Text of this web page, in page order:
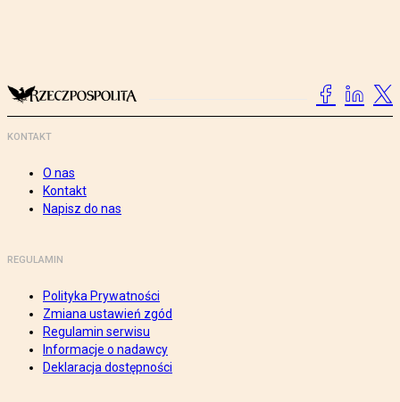
KONTAKT
O nas
Kontakt
Napisz do nas
REGULAMIN
Polityka Prywatności
Zmiana ustawień zgód
Regulamin serwisu
Informacje o nadawcy
Deklaracja dostępności